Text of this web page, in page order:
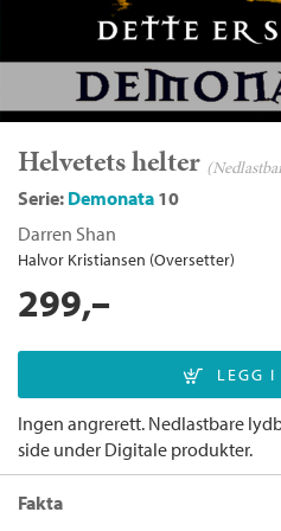
Helvetets helter
Serie: Demonata 10
Darren Shan
Halvor Kristiansen (Oversetter)
299,–
Ingen angrerett. Nedlastbare
side under Digitale produkter.
Fakta